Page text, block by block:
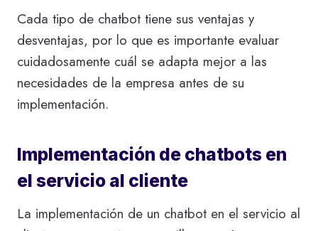
Cada tipo de chatbot tiene sus ventajas y
desventajas, por lo que es importante evaluar
cuidadosamente cuál se adapta mejor a las
necesidades de la empresa antes de su
implementación.
Implementación de chatbots en
el servicio al cliente
La implementación de un chatbot en el servicio al